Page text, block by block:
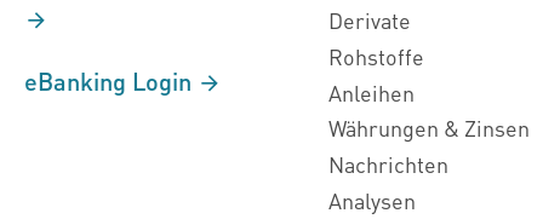
eBanking Login
Derivate
Rohstoffe
Anleihen
Währungen & Zinsen
Nachrichten
Analysen